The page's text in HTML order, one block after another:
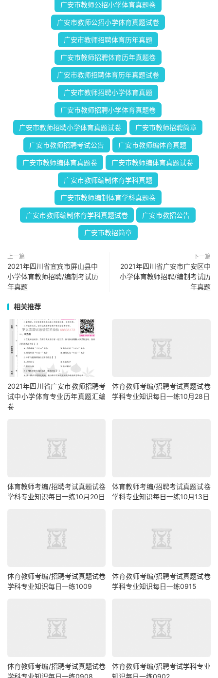
广安市教师公招小学体育真题卷
广安市教师公招小学体育真题试卷
广安市教师招聘体育历年真题
广安市教师招聘体育历年真题卷
广安市教师招聘体育历年真题试卷
广安市教师招聘小学体育真题
广安市教师招聘小学体育真题卷
广安市教师招聘小学体育真题试卷 广安市教师招聘简章
广安市教师招聘考试公告 广安市教师编体育真题
广安市教师编体育真题卷 广安市教师编体育真题试卷
广安市教师编制体育学科真题
广安市教师编制体育学科真题卷
广安市教师编制体育学科真题试卷 广安市教招公告
广安市教招简章
上一篇
2021年四川省宜宾市屏山县中
小学体育教师招聘/编制考试历
年真题
下一篇
2021年四川省广安市广安区中
小学体育教师招聘/编制考试历
年真题
相关推荐
2021年四川省广安市教师招聘考
试中小学体育专业历年真题汇编
卷
体育教师考编/招聘考试真题试卷
学科专业知识每日一练10月28日
体育教师考编/招聘考试真题试卷
学科专业知识每日一练10月20日
体育教师考编/招聘考试真题试卷
学科专业知识每日一练10月13日
体育教师考编/招聘考试真题试卷
学科专业知识每日一练1009
体育教师考编/招聘考试真题试卷
学科专业知识每日一练0915
体育教师考编/招聘考试真题试卷
学科专业知识每日一练0908
体育教师考编/招聘考试学科专业
知识每日一练0902